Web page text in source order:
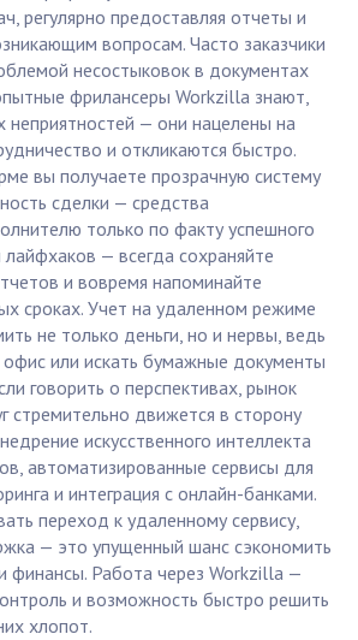
регулярно предоставляя отчеты и
вопросам. Часто заказчики
несостыковок в документах
фрилансеры Workzilla знают,
неприятностей — они нацелены на
и откликаются быстро.
вы получаете прозрачную систему
сделки — средства
только по факту успешного
— всегда сохраняйте
и вовремя напоминайте
сроках. Учет на удаленном режиме
не только деньги, но и нервы, ведь
или искать бумажные документы
говорить о перспективах, рынок
стремительно движется в сторону
искусственного интеллекта
автоматизированные сервисы для
и интеграция с онлайн-банками.
переход к удаленному сервису,
— это упущенный шанс сэкономить
финансы. Работа через Workzilla —
и возможность быстро решить
хлопот.